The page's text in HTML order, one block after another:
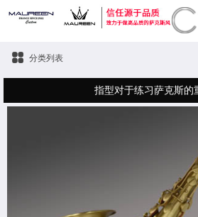
分类列表
指型对于练习萨克斯的